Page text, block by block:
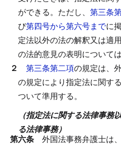
ができる。 ただし、 第三条
び第四号から第六号までに
定法以外の法の解釈又は適
の法的意見の表明について
２ 第三条第二項の規定は、
の規定により指定法に関す
ついて準用する。
（指定法に関する法律事務
る法律事務）
第六条 外国法事務弁護士は、